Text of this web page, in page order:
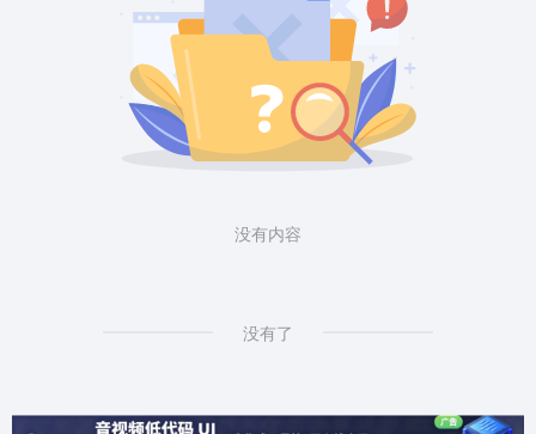
没有内容
没有了